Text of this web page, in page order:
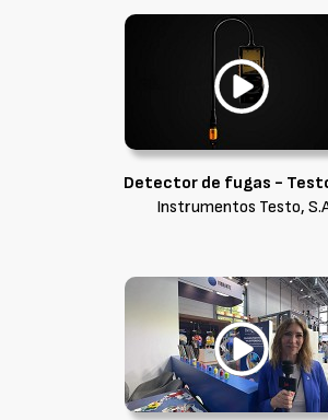
Detector de fugas -
Instrumentos Testo,